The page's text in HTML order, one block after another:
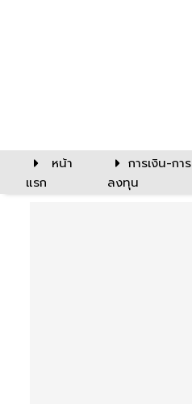
หน้า
แรก
การเงิน-การ
ลงทุน